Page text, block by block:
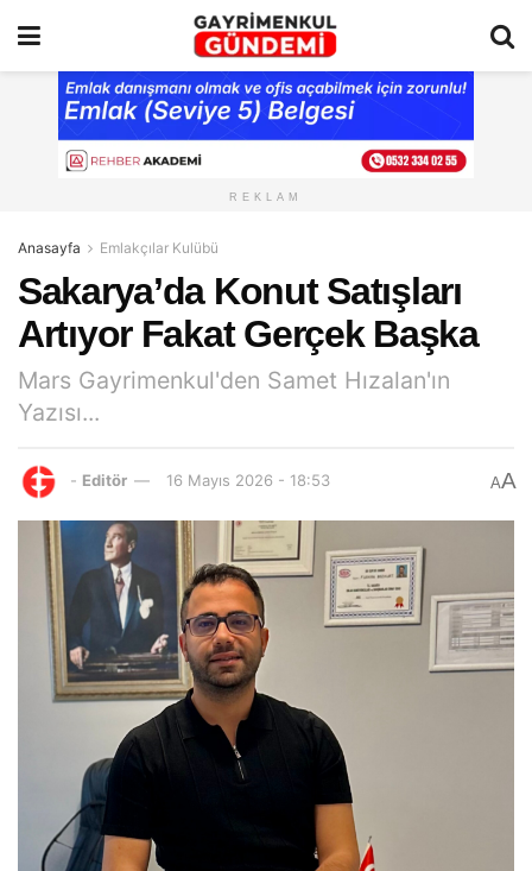
REKLAM
Anasayfa Emlakçılar Kulübü
Sakarya’da Konut Satışları
Artıyor Fakat Gerçek Başka
Mars Gayrimenkul'den Samet Hızalan'ın
Yazısı...
- Editör 16 Mayıs 2026 - 18:53 AA